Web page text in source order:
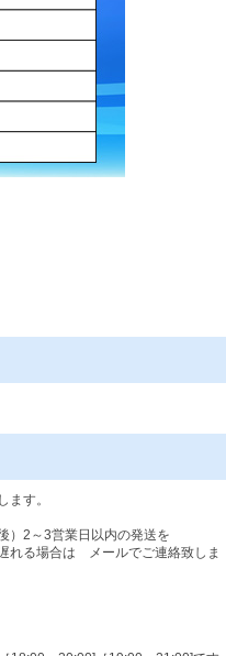
す。
）2～3営業日以内の発送を
れる場合は メールでご連絡致しま